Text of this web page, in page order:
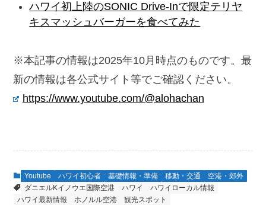
ハワイ初上陸のSONIC Drive-Inで限定テリヤ
キスマッシュバーガーを食べてみた
※本記事の情報は2025年10月時点のものです。最
新の情報は各公式サイト等でご確認ください。
https://www.youtube.com/@alohachan
Youtube ハワイ初心者 基礎情報・準備 移動・交通
空港・郊外
ダニエルKイノウエ国際空港
ハワイ
ハワイローカル情報
ハワイ最新情報
ホノルル空港 観光スポット